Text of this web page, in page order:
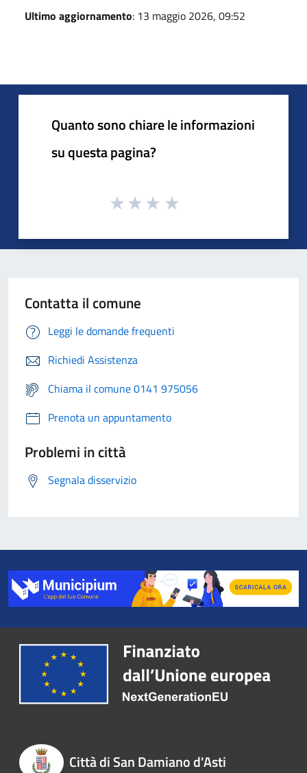
Ultimo aggiornamento: 13 maggio 2026, 09:52
Quanto sono chiare le informazioni
su questa pagina?
Contatta il comune
Leggi le domande frequenti
Richiedi Assistenza
Chiama il comune 0141 975056
Prenota un appuntamento
Problemi in città
Segnala disservizio
Città di San Damiano d'Asti